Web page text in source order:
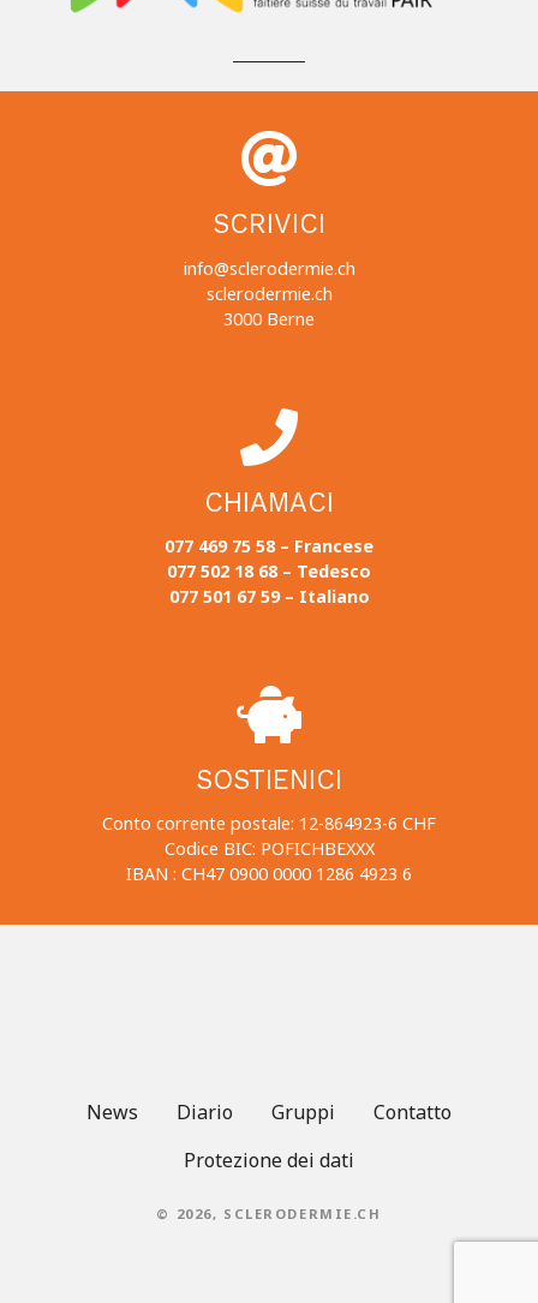
SCRIVICI
info@sclerodermie.ch
sclerodermie.ch
3000 Berne
CHIAMACI
077 469 75 58 – Francese
077 502 18 68 – Tedesco
077 501 67 59 – Italiano
SOSTIENICI
Conto corrente postale: 12-864923-6 CHF
Codice BIC: POFICHBEXXX
IBAN : CH47 0900 0000 1286 4923 6
News Diario Gruppi
Contatto
Protezione dei dati
© 2026, SCLERODERMIE.CH